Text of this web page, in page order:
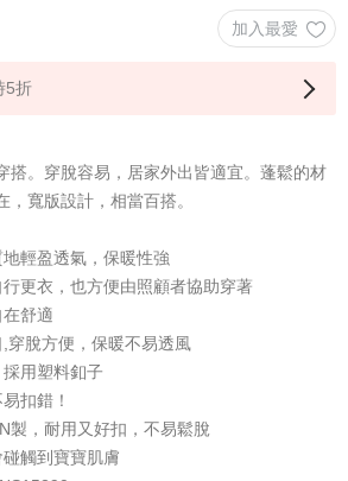
5折
搭。穿脫容易，居家外出皆適宜。蓬鬆的材
寬版設計，相當百搭。
輕盈透氣，保暖性強
更衣，也方便由照顧者協助穿著
舒適
穿脫方便，保暖不易透風
用塑料釦子
扣錯！
製，耐用又好扣，不易鬆脫
觸到寶寶肌膚